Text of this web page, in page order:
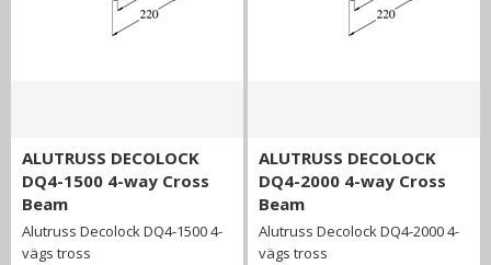
ALUTRUSS DECOLOCK
DQ4-1500 4-way Cross
Beam
Alutruss Decolock DQ4-1500 4-
vägs tross
ALUTRUSS DECOLOCK
DQ4-2000 4-way Cross
Beam
Alutruss Decolock DQ4-2000 4-
vägs tross